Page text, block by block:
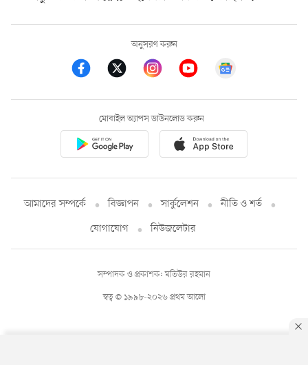
অনুসরণ করুন
মোবাইল অ্যাপস ডাউনলোড করুন
আমাদের সম্পর্কে বিজ্ঞাপন সার্কুলেশন
নীতি ও শর্ত
যোগাযোগ
নিউজলেটার
স্বত্ব © ১৯৯৮-২০২৬ প্রথম আলো
সম্পাদক ও প্রকাশক: মতিউর রহমান